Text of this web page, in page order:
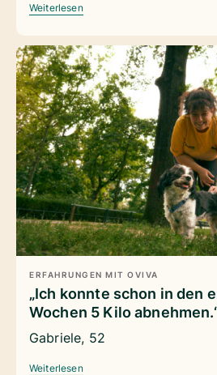
Weiterlesen
ERFAHRUNGEN MIT OVIVA
„Ich konnte schon in den
Wochen 5 Kilo
Gabriele, 52
Weiterlesen